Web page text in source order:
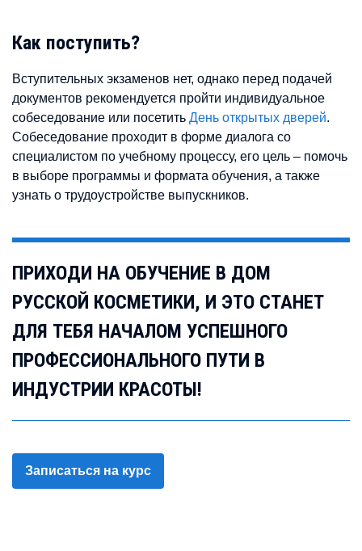
Как поступить?
Вступительных экзаменов нет, однако перед подачей
документов рекомендуется пройти индивидуальное
собеседование или посетить День открытых дверей.
Собеседование проходит в форме диалога со
специалистом по учебному процессу, его цель – помочь
в выборе программы и формата обучения, а также
узнать о трудоустройстве выпускников.
ПРИХОДИ НА ОБУЧЕНИЕ В ДОМ
РУССКОЙ КОСМЕТИКИ, И ЭТО СТАНЕТ
ДЛЯ ТЕБЯ НАЧАЛОМ УСПЕШНОГО
ПРОФЕССИОНАЛЬНОГО ПУТИ В
ИНДУСТРИИ КРАСОТЫ!
Записаться на курс